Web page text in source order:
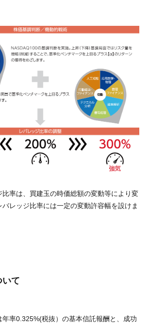
比率は、買建玉の時価総額の変動等により変
レッジ比率には一定の変動許容幅を設けま
いて
率0.325%(税抜）の基本信託報酬と、成功